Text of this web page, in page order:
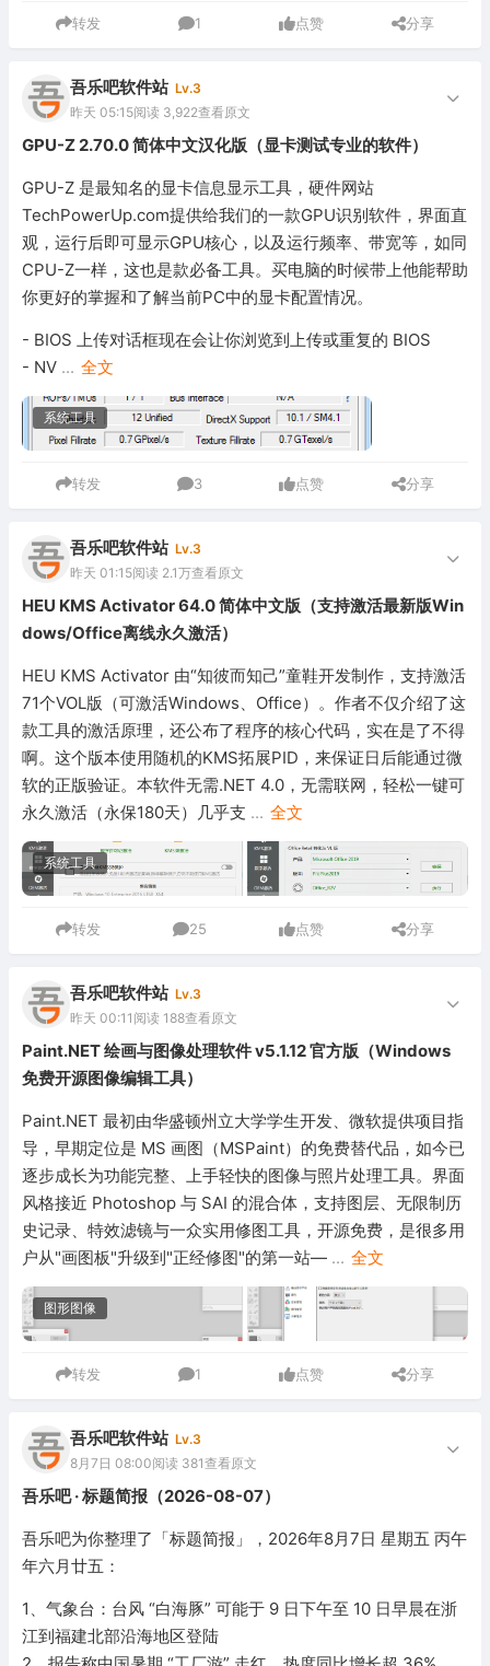
转发 1 点赞 分享
吾乐吧软件站 Lv.3
昨天 05:15阅读 3,922查看原文
GPU-Z 2.70.0 简体中文汉化版（显卡测试专业的软件）
GPU-Z 是最知名的显卡信息显示工具，硬件网站
TechPowerUp.com提供给我们的一款GPU识别软件，界面直
观，运行后即可显示GPU核心，以及运行频率、带宽等，如同
CPU-Z一样，这也是款必备工具。买电脑的时候带上他能帮助
你更好的掌握和了解当前PC中的显卡配置情况。
- BIOS 上传对话框现在会让你浏览到上传或重复的 BIOS
- NV ... 全文
系统工具
转发 3 点赞 分享
吾乐吧软件站 Lv.3
昨天 01:15阅读 2.1万查看原文
HEU KMS Activator 64.0 简体中文版（支持激活最新版Win
dows/Office离线永久激活）
HEU KMS Activator 由“知彼而知己”童鞋开发制作，支持激活
71个VOL版（可激活Windows、Office）。作者不仅介绍了这
款工具的激活原理，还公布了程序的核心代码，实在是了不得
啊。这个版本使用随机的KMS拓展PID，来保证日后能通过微
软的正版验证。本软件无需.NET 4.0，无需联网，轻松一键可
永久激活（永保180天）几乎支 ... 全文
系统工具
转发 25 点赞 分享
吾乐吧软件站 Lv.3
昨天 00:11 阅读 188查看原文
Paint.NET 绘画与图像处理软件 v5.1.12 官方版（Windows
免费开源图像编辑工具）
Paint.NET 最初由华盛顿州立大学学生开发、微软提供项目指
导，早期定位是 MS 画图（MSPaint）的免费替代品，如今已
逐步成长为功能完整、上手轻快的图像与照片处理工具。界面
风格接近 Photoshop 与 SAI 的混合体，支持图层、无限制历
史记录、特效滤镜与一众实用修图工具，开源免费，是很多用
户从"画图板"升级到"正经修图"的第一站— ... 全文
图形图像
转发 1 点赞 分享
吾乐吧软件站 Lv.3
8月7日 08:00阅读 381查看原文
吾乐吧 · 标题简报（2026-08-07）
吾乐吧为你整理了「标题简报」，2026年8月7日 星期五 丙午
年六月廿五：
1、气象台：台风 “白海豚” 可能于 9 日下午至 10 日早晨在浙
江到福建北部沿海地区登陆